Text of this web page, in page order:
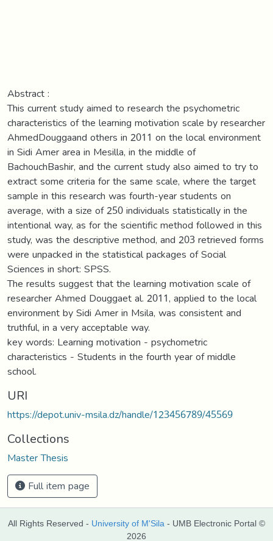
Abstract :
This current study aimed to research the psychometric
characteristics of the learning motivation scale by researcher
AhmedDouggaand others in 2011 on the local environment
in Sidi Amer area in Mesilla, in the middle of
BachouchBashir, and the current study also aimed to try to
extract some criteria for the same scale, where the target
sample in this research was fourth-year students on
average, with a size of 250 individuals statistically in the
intentional way, as for the scientific method followed in this
study, was the descriptive method, and 203 retrieved forms
were unpacked in the statistical packages of Social
Sciences in short: SPSS.
The results suggest that the learning motivation scale of
researcher Ahmed Douggaet al. 2011, applied to the local
environment by Sidi Amer in Msila, was consistent and
truthful, in a very acceptable way.
key words: Learning motivation - psychometric
characteristics - Students in the fourth year of middle
school.
URI
https://depot.univ-msila.dz/handle/123456789/45569
Collections
Master Thesis
Full item page
All Rights Reserved - University of M'Sila - UMB Electronic Portal ©
2026